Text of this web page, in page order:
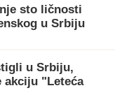
sto ličnosti
u Srbiju
u Srbiju,
akciju "Leteća